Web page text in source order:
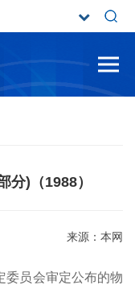
分)（1988）
来源：本网
员会审定公布的物